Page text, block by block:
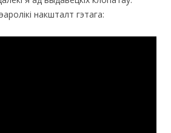
накшталт гэтага: